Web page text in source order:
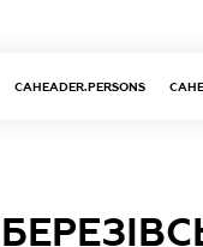
CAHEADER.PERSONS